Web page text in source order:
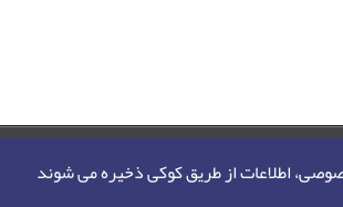
اطلاعات از طریق کوکی ذخیره می شوند